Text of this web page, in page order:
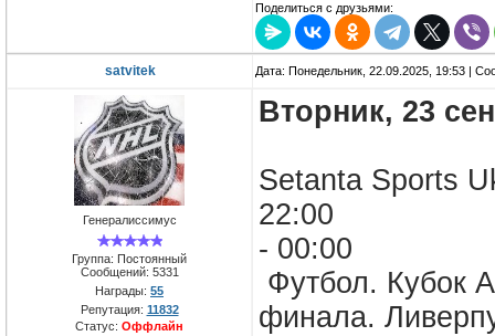
Поделиться с друзьями:
satvitek Дата: Понедельник, 22.09.2025, 19:53 |
Генералиссимус
Группа: Постоянный
Сообщений: 5331
Награды: 55
Репутация: 11832
Статус: Оффлайн
Вторник, 23
Setanta
22:00
- 00:00
Футбол. Кубок
финала.